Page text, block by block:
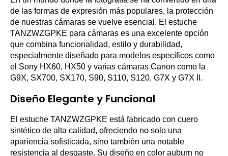
de las formas de expresión más populares, la protección
de nuestras cámaras se vuelve esencial. El estuche
TANZWZGPKE para cámaras es una excelente opción
que combina funcionalidad, estilo y durabilidad,
especialmente diseñado para modelos específicos como
el Sony HX60, HX50 y varias cámaras Canon como la
G9X, SX700, SX170, S90, S110, S120, G7X y G7X II.
Diseño Elegante y Funcional
El estuche TANZWZGPKE está fabricado con cuero
sintético de alta calidad, ofreciendo no solo una
apariencia sofisticada, sino también una notable
resistencia al desgaste. Su diseño en color auburn no